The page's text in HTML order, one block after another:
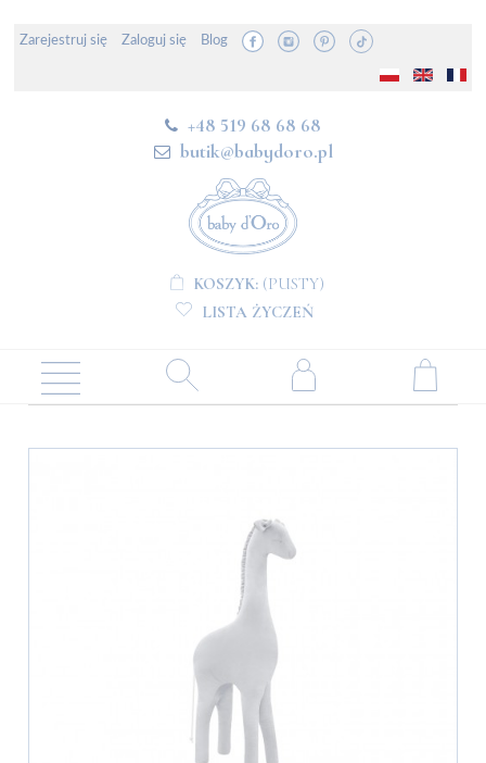
Zarejestruj się Zaloguj się Blog
+48 519 68 68 68
butik@babydoro.pl
KOSZYK: (PUSTY)
LISTA ŻYCZEŃ